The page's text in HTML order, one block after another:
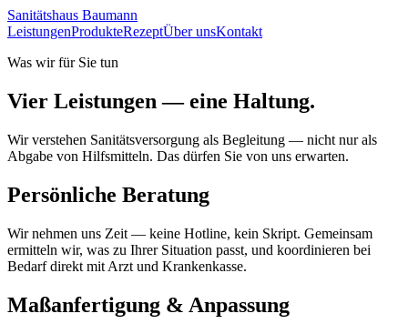
Sanitätshaus Baumann
LeistungenProdukteRezeptÜber unsKontakt
Was wir für Sie tun
Vier Leistungen —eine Haltung.
Wir verstehen Sanitätsversorgung als Begleitung — nicht nur als
Abgabe von Hilfsmitteln. Das dürfen Sie von uns erwarten.
Persönliche Beratung
Wir nehmen uns Zeit — keine Hotline, kein Skript. Gemeinsam
ermitteln wir, was zu Ihrer Situation passt, und koordinieren bei
Bedarf direkt mit Arzt und Krankenkasse.
Maßanfertigung & Anpassung